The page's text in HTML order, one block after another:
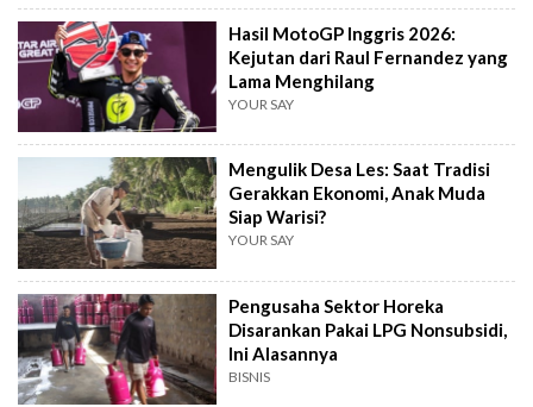
Hasil MotoGP Inggris 2026:
Kejutan dari Raul Fernandez yang
Lama Menghilang
YOUR SAY
Mengulik Desa Les: Saat Tradisi
Gerakkan Ekonomi, Anak Muda
Siap Warisi?
YOUR SAY
Pengusaha Sektor Horeka
Disarankan Pakai LPG Nonsubsidi,
Ini Alasannya
BISNIS